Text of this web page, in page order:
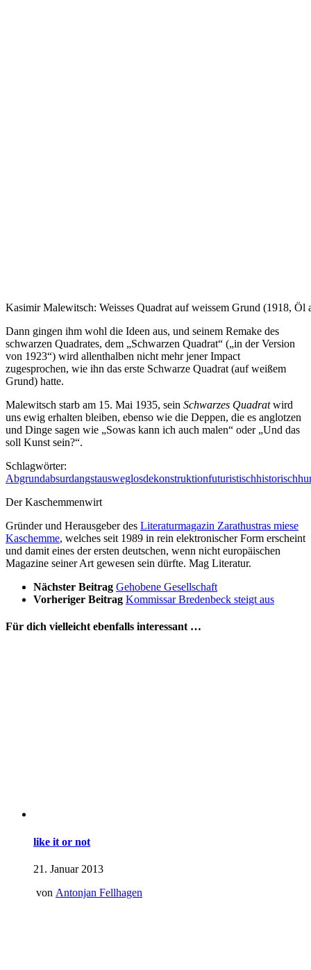
Kasimir Malewitsch: Weisses Quadrat auf weissem Grund (1918, Öl
Dann gingen ihm wohl die Ideen aus, und seinem Remake des
schwarzen Quadrates, dem „Schwarzen Quadrat“ („in der Version
von 1923“) wird allenthalben nicht mehr jener Impact
zugesprochen, wie ihn das erste Schwarze Quadrat (auf weißem
Grund) hatte.
Malewitsch starb am 15. Mai 1935, sein Schwarzes Quadratwird
uns ewig erhalten bleiben, ebenso wie die Deppen, die es anglotzen
und Dinge sagen wie „Sowas kann ich auch malen“ oder „Und das
soll Kunst sein?“.
Schlagwörter:
Abgrundabsurdangstausweglosdekonstruktionfuturistischhistorisch
Der Kaschemmenwirt
Gründer und Herausgeber des Literaturmagazin Zarathustras miese
Kaschemme, welches seit 1989 in rein elektronischer Form erscheint
und damit eines der ersten deutschen, wenn nicht europäischen
Magazine seiner Art gewesen sein dürfte. Mag Literatur.
Nächster Beitrag Gehobene Gesellschaft
Vorheriger Beitrag Kommissar Bredenbeck steigt aus
Für dich vielleicht ebenfalls interessant …
like it or not
21. Januar 2013
von Antonjan Fellhagen